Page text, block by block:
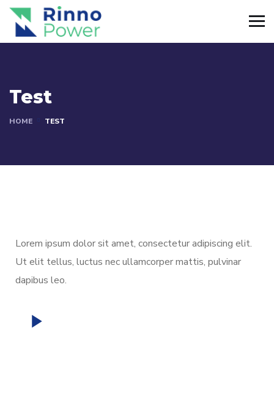
Test
HOME TEST
Lorem ipsum dolor sit amet, consectetur adipiscing elit.
Ut elit tellus, luctus nec ullamcorper mattis, pulvinar
dapibus leo.